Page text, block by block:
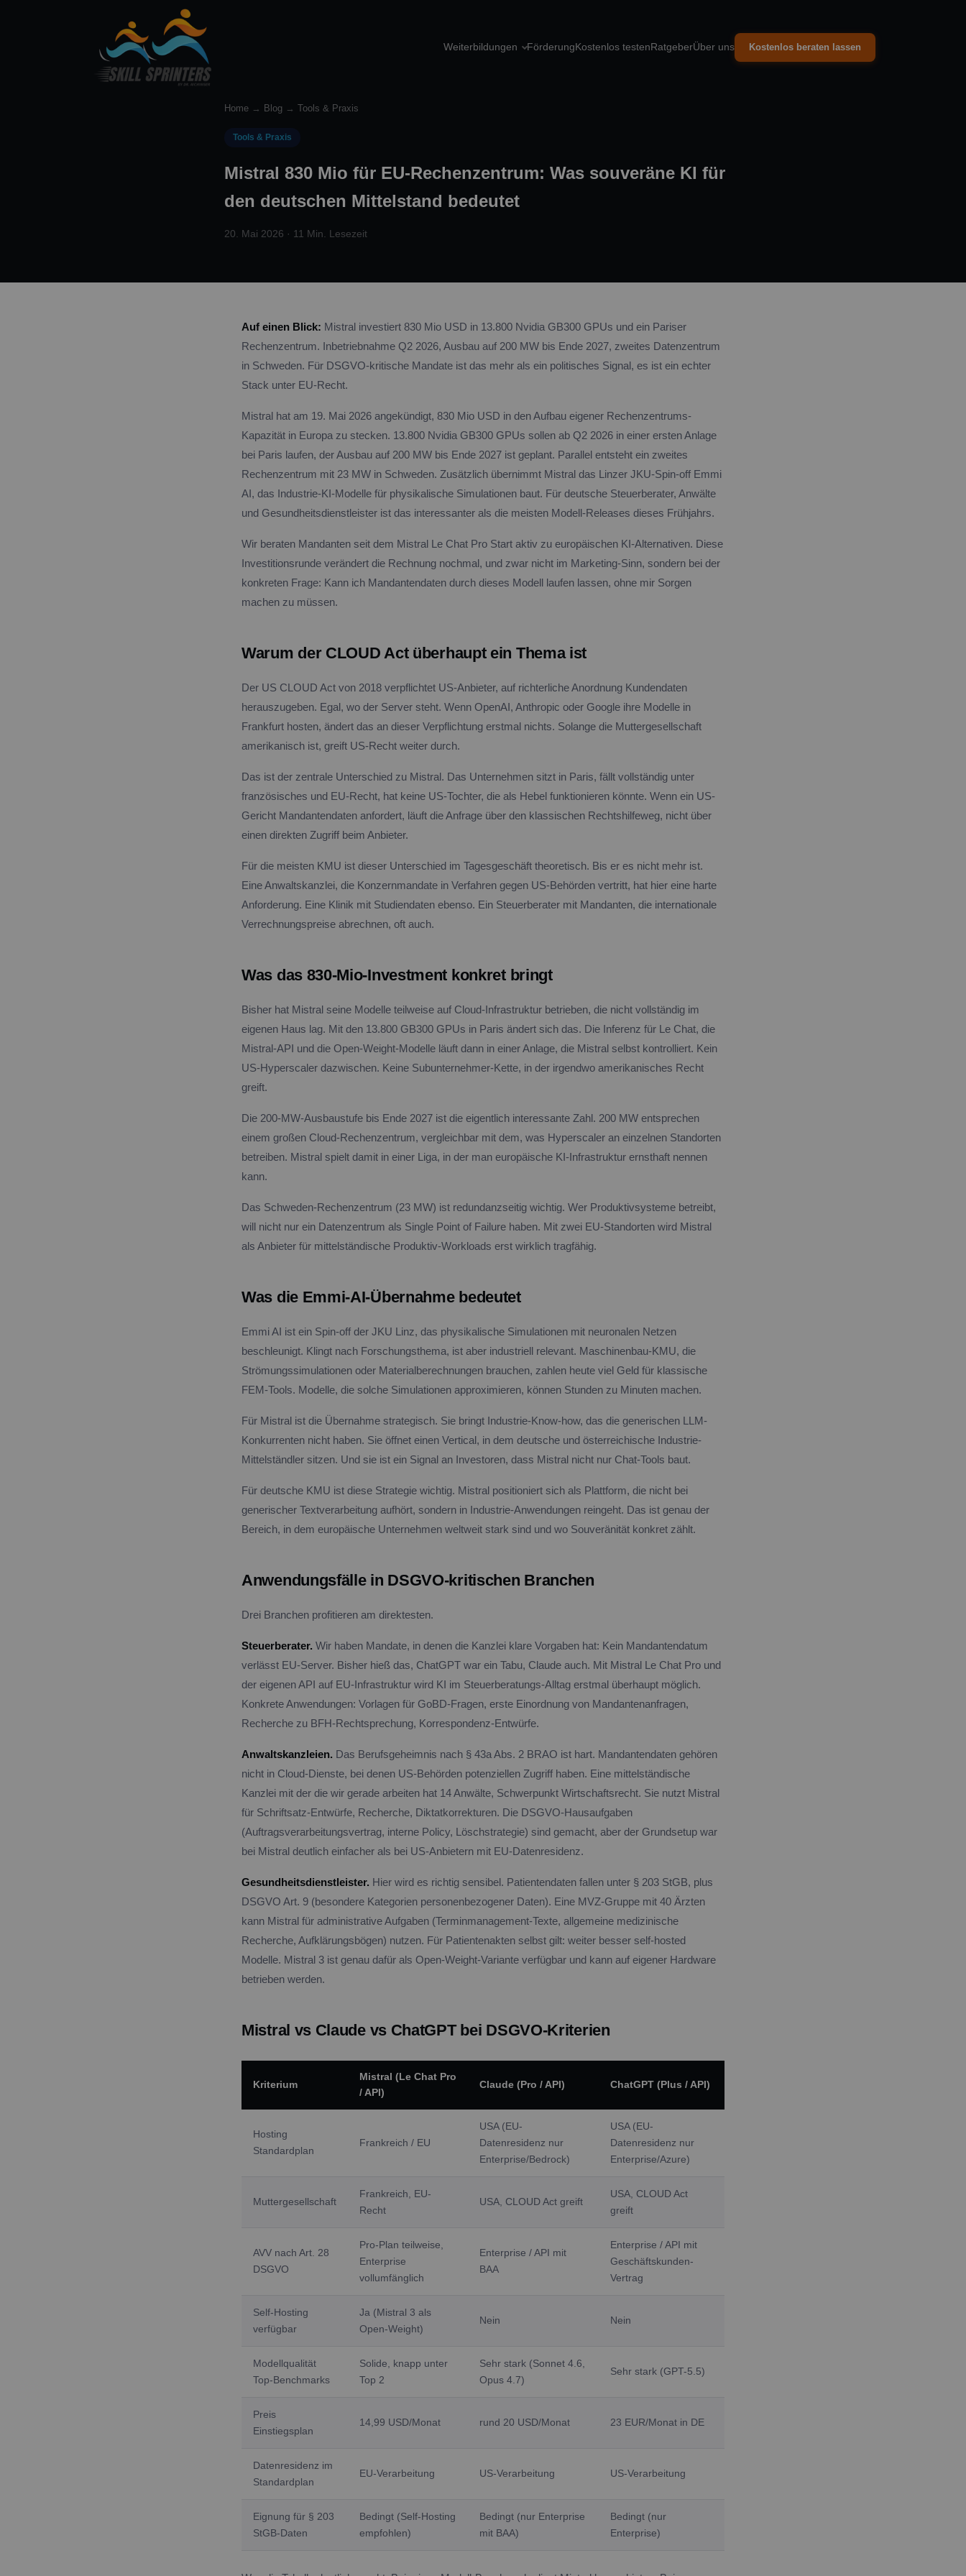
Weiterbildungen Förderung Kostenlos testen RatgeberÜber uns Kostenlos beraten lassen
Home → Blog → Tools & Praxis
Tools & Praxis
Mistral 830 Mio für EU-Rechenzentrum: Was souveräne KI für
den deutschen Mittelstand bedeutet
20. Mai 2026 · 11 Min. Lesezeit
Auf einen Blick: Mistral investiert 830 Mio USD in 13.800 Nvidia GB300 GPUs und ein Pariser
Rechenzentrum. Inbetriebnahme Q2 2026, Ausbau auf 200 MW bis Ende 2027, zweites Datenzentrum
in Schweden. Für DSGVO-kritische Mandate ist das mehr als ein politisches Signal, es ist ein echter
Stack unter EU-Recht.
Mistral hat am 19. Mai 2026 angekündigt, 830 Mio USD in den Aufbau eigener Rechenzentrums-
Kapazität in Europa zu stecken. 13.800 Nvidia GB300 GPUs sollen ab Q2 2026 in einer ersten Anlage
bei Paris laufen, der Ausbau auf 200 MW bis Ende 2027 ist geplant. Parallel entsteht ein zweites
Rechenzentrum mit 23 MW in Schweden. Zusätzlich übernimmt Mistral das Linzer JKU-Spin-off Emmi
AI, das Industrie-KI-Modelle für physikalische Simulationen baut. Für deutsche Steuerberater, Anwälte
und Gesundheitsdienstleister ist das interessanter als die meisten Modell-Releases dieses Frühjahrs.
Wir beraten Mandanten seit dem Mistral Le Chat Pro Start aktiv zu europäischen KI-Alternativen. Diese
Investitionsrunde verändert die Rechnung nochmal, und zwar nicht im Marketing-Sinn, sondern bei der
konkreten Frage: Kann ich Mandantendaten durch dieses Modell laufen lassen, ohne mir Sorgen
machen zu müssen.
Warum der CLOUD Act überhaupt ein Thema ist
Der US CLOUD Act von 2018 verpflichtet US-Anbieter, auf richterliche Anordnung Kundendaten
herauszugeben. Egal, wo der Server steht. Wenn OpenAI, Anthropic oder Google ihre Modelle in
Frankfurt hosten, ändert das an dieser Verpflichtung erstmal nichts. Solange die Muttergesellschaft
amerikanisch ist, greift US-Recht weiter durch.
Das ist der zentrale Unterschied zu Mistral. Das Unternehmen sitzt in Paris, fällt vollständig unter
französisches und EU-Recht, hat keine US-Tochter, die als Hebel funktionieren könnte. Wenn ein US-
Gericht Mandantendaten anfordert, läuft die Anfrage über den klassischen Rechtshilfeweg, nicht über
einen direkten Zugriff beim Anbieter.
Für die meisten KMU ist dieser Unterschied im Tagesgeschäft theoretisch. Bis er es nicht mehr ist.
Eine Anwaltskanzlei, die Konzernmandate in Verfahren gegen US-Behörden vertritt, hat hier eine harte
Anforderung. Eine Klinik mit Studiendaten ebenso. Ein Steuerberater mit Mandanten, die internationale
Verrechnungspreise abrechnen, oft auch.
Was das 830-Mio-Investment konkret bringt
Bisher hat Mistral seine Modelle teilweise auf Cloud-Infrastruktur betrieben, die nicht vollständig im
eigenen Haus lag. Mit den 13.800 GB300 GPUs in Paris ändert sich das. Die Inferenz für Le Chat, die
Mistral-API und die Open-Weight-Modelle läuft dann in einer Anlage, die Mistral selbst kontrolliert. Kein
US-Hyperscaler dazwischen. Keine Subunternehmer-Kette, in der irgendwo amerikanisches Recht
greift.
Die 200-MW-Ausbaustufe bis Ende 2027 ist die eigentlich interessante Zahl. 200 MW entsprechen
einem großen Cloud-Rechenzentrum, vergleichbar mit dem, was Hyperscaler an einzelnen Standorten
betreiben. Mistral spielt damit in einer Liga, in der man europäische KI-Infrastruktur ernsthaft nennen
kann.
Das Schweden-Rechenzentrum (23 MW) ist redundanzseitig wichtig. Wer Produktivsysteme betreibt,
will nicht nur ein Datenzentrum als Single Point of Failure haben. Mit zwei EU-Standorten wird Mistral
als Anbieter für mittelständische Produktiv-Workloads erst wirklich tragfähig.
Was die Emmi-AI-Übernahme bedeutet
Emmi AI ist ein Spin-off der JKU Linz, das physikalische Simulationen mit neuronalen Netzen
beschleunigt. Klingt nach Forschungsthema, ist aber industriell relevant. Maschinenbau-KMU, die
Strömungssimulationen oder Materialberechnungen brauchen, zahlen heute viel Geld für klassische
FEM-Tools. Modelle, die solche Simulationen approximieren, können Stunden zu Minuten machen.
Für Mistral ist die Übernahme strategisch. Sie bringt Industrie-Know-how, das die generischen LLM-
Konkurrenten nicht haben. Sie öffnet einen Vertical, in dem deutsche und österreichische Industrie-
Mittelständler sitzen. Und sie ist ein Signal an Investoren, dass Mistral nicht nur Chat-Tools baut.
Für deutsche KMU ist diese Strategie wichtig. Mistral positioniert sich als Plattform, die nicht bei
generischer Textverarbeitung aufhört, sondern in Industrie-Anwendungen reingeht. Das ist genau der
Bereich, in dem europäische Unternehmen weltweit stark sind und wo Souveränität konkret zählt.
Anwendungsfälle in DSGVO-kritischen Branchen
Drei Branchen profitieren am direktesten.
Steuerberater. Wir haben Mandate, in denen die Kanzlei klare Vorgaben hat: Kein Mandantendatum
verlässt EU-Server. Bisher hieß das, ChatGPT war ein Tabu, Claude auch. Mit Mistral Le Chat Pro und
der eigenen API auf EU-Infrastruktur wird KI im Steuerberatungs-Alltag erstmal überhaupt möglich.
Konkrete Anwendungen: Vorlagen für GoBD-Fragen, erste Einordnung von Mandantenanfragen,
Recherche zu BFH-Rechtsprechung, Korrespondenz-Entwürfe.
Anwaltskanzleien. Das Berufsgeheimnis nach § 43a Abs. 2 BRAO ist hart. Mandantendaten gehören
nicht in Cloud-Dienste, bei denen US-Behörden potenziellen Zugriff haben. Eine mittelständische
Kanzlei mit der die wir gerade arbeiten hat 14 Anwälte, Schwerpunkt Wirtschaftsrecht. Sie nutzt Mistral
für Schriftsatz-Entwürfe, Recherche, Diktatkorrekturen. Die DSGVO-Hausaufgaben
(Auftragsverarbeitungsvertrag, interne Policy, Löschstrategie) sind gemacht, aber der Grundsetup war
bei Mistral deutlich einfacher als bei US-Anbietern mit EU-Datenresidenz.
Gesundheitsdienstleister. Hier wird es richtig sensibel. Patientendaten fallen unter § 203 StGB, plus
DSGVO Art. 9 (besondere Kategorien personenbezogener Daten). Eine MVZ-Gruppe mit 40 Ärzten
kann Mistral für administrative Aufgaben (Terminmanagement-Texte, allgemeine medizinische
Recherche, Aufklärungsbögen) nutzen. Für Patientenakten selbst gilt: weiter besser self-hosted
Modelle. Mistral 3 ist genau dafür als Open-Weight-Variante verfügbar und kann auf eigener Hardware
betrieben werden.
Mistral vs Claude vs ChatGPT bei DSGVO-Kriterien
Kriterium
Mistral (Le Chat Pro
/ API)
Claude (Pro / API) ChatGPT (Plus / API)
Hosting
Standardplan
Frankreich / EU
USA (EU-
Datenresidenz nur
Enterprise/Bedrock)
USA (EU-
Datenresidenz nur
Enterprise/Azure)
Muttergesellschaft
Frankreich, EU-
Recht
USA, CLOUD Act greift
USA, CLOUD Act
greift
AVV nach Art. 28
DSGVO
Pro-Plan teilweise,
Enterprise
vollumfänglich
Enterprise / API mit
BAA
Enterprise / API mit
Geschäftskunden-
Vertrag
Self-Hosting
verfügbar
Ja (Mistral 3 als
Open-Weight)
Nein Nein
Modellqualität
Top-Benchmarks
Solide, knapp unter
Top 2
Sehr stark (Sonnet 4.6,
Opus 4.7)
Sehr stark (GPT-5.5)
Preis
Einstiegsplan
14,99 USD/Monat rund 20 USD/Monat 23 EUR/Monat in DE
Datenresidenz im
Standardplan
EU-Verarbeitung US-Verarbeitung US-Verarbeitung
Eignung für § 203
StGB-Daten
Bedingt (Self-Hosting
empfohlen)
Bedingt (nur Enterprise
mit BAA)
Bedingt (nur
Enterprise)